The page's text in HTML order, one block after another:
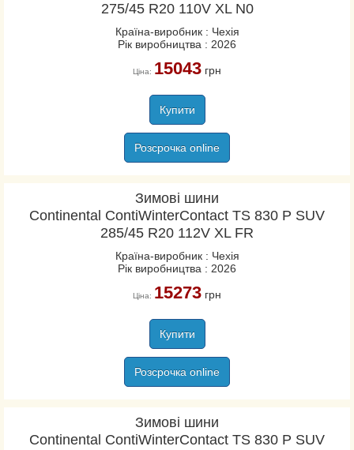
275/45 R20 110V XL N0
Країна-виробник : Чехія
Рік виробництва : 2026
Ціна: 15043грн
Купити
Розсрочка online
Зимові шини
Continental ContiWinterContact TS 830 P SUV
285/45 R20 112V XL FR
Країна-виробник : Чехія
Рік виробництва : 2026
Ціна: 15273грн
Купити
Розсрочка online
Зимові шини
Continental ContiWinterContact TS 830 P SUV